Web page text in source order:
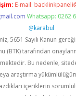
E-mail:
Whatsapp: 0262
@karabul
5651 Sayılı Kanun
(BTK) tarafından
Bu nedenle,
araştırma
içeriklerin